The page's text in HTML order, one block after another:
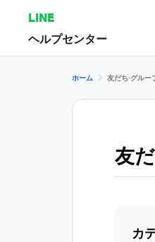
LINE
ヘルプセンター
ホーム 友だち⋅グルー
友
カ